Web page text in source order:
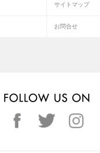
サイトマップ
お問合せ